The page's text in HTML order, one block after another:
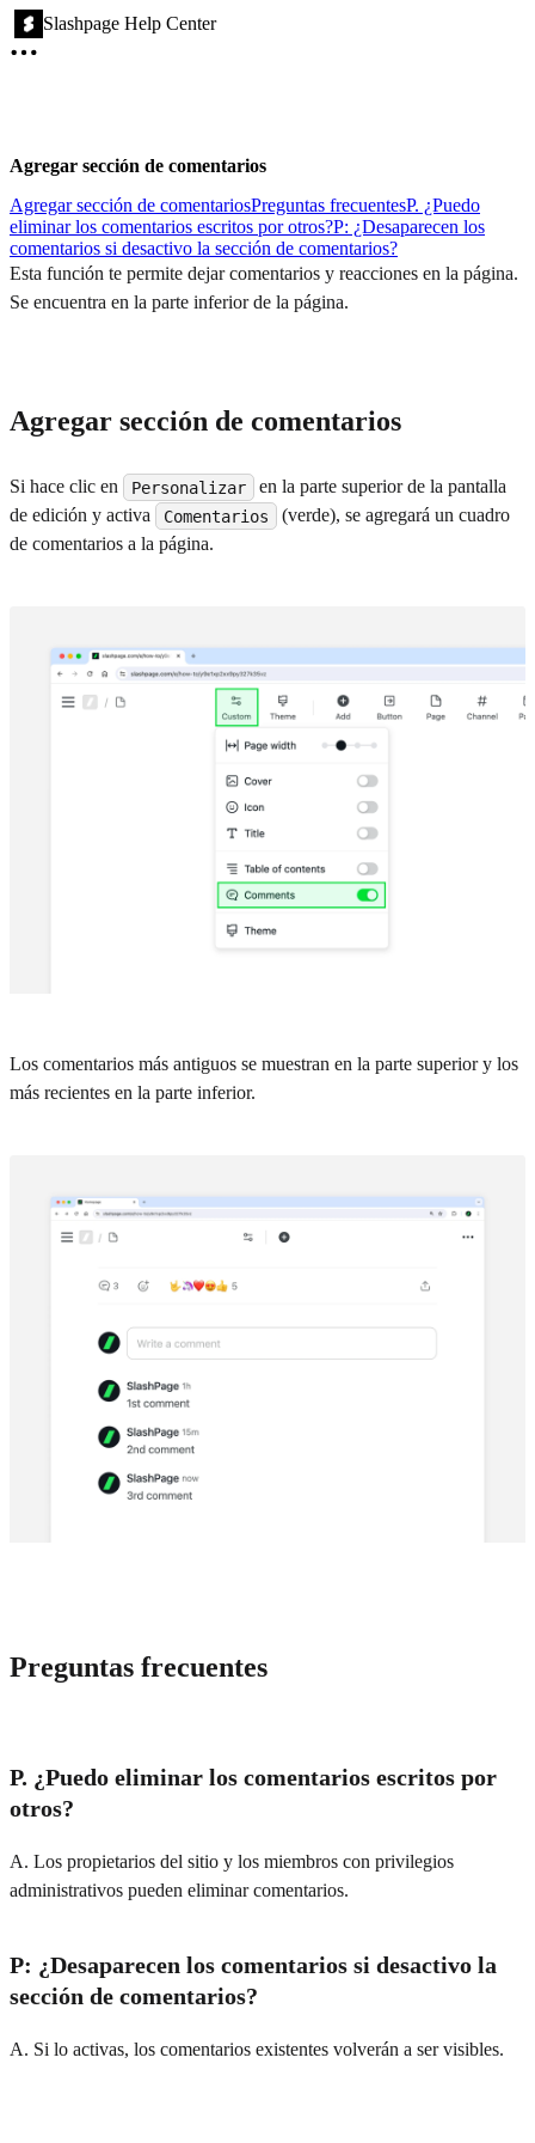
Slashpage Help Center
Agregar sección de comentarios
Agregar sección de comentariosPreguntas frecuentesP. ¿Puedo
eliminar los comentarios escritos por otros?P: ¿Desaparecen los
comentarios si desactivo la sección de comentarios?
Esta función te permite dejar comentarios y reacciones en la página.
Se encuentra en la parte inferior de la página.
Agregar sección de comentarios
Si hace clic en Personalizar
en la parte superior de la pantalla
de edición y activa
Comentarios
(verde), se agregará un cuadro
de comentarios a la página.
Los comentarios más antiguos se muestran en la parte superior y los
más recientes en la parte inferior.
Preguntas frecuentes
P. ¿Puedo eliminar los comentarios escritos por
otros?
A. Los propietarios del sitio y los miembros con privilegios
administrativos pueden eliminar comentarios.
P: ¿Desaparecen los comentarios si desactivo la
sección de comentarios?
A. Si lo activas, los comentarios existentes volverán a ser visibles.